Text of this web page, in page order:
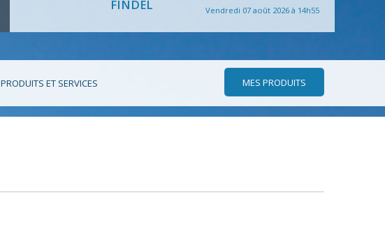
FINDEL Vendredi 07 août 2026 à 14h55
PRODUITS ET SERVICES MES PRODUITS